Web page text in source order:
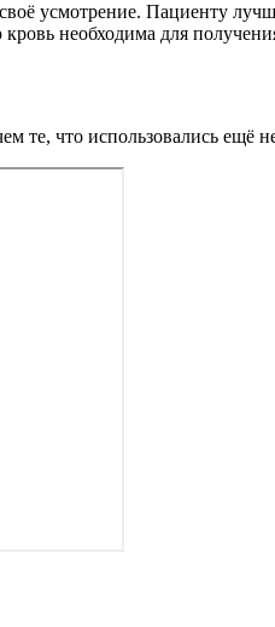
усмотрение. Пациенту
необходима для
те, что использовались ещё